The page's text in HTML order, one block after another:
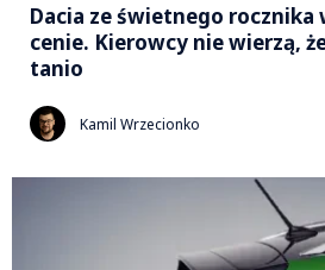
Dacia ze świetnego rocznika
cenie. Kierowcy nie wierzą,
tanio
Kamil Wrzecionko